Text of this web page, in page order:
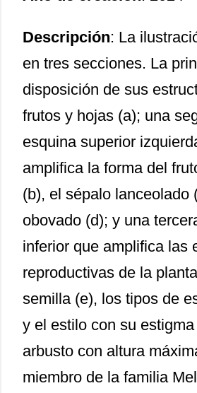
Descripción: La
en tres secciones. La
disposición de sus
frutos y hojas (a); una
esquina superior
amplifica la forma del
(b), el sépalo lanceolado
obovado (d); y una
inferior que amplifica las
reproductivas de la
semilla (e), los tipos de
y el estilo con su
arbusto con altura
miembro de la familia